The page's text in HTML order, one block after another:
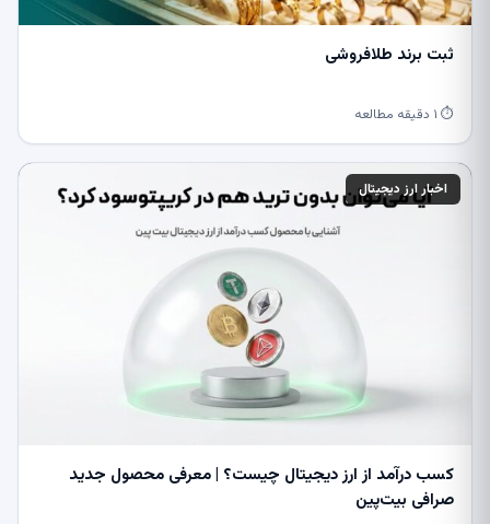
ثبت برند طلافروشی
⏱ ۱ دقیقه مطالعه
اخبار ارز دیجیتال
کسب درآمد از ارز دیجیتال چیست؟ | معرفی محصول جدید
صرافی بیت‌پین